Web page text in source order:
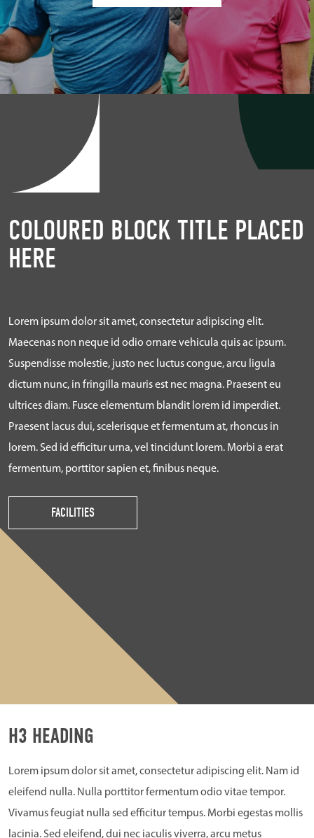
COLOURED BLOCK TITLE PLACED
HERE
Lorem ipsum dolor sit amet, consectetur adipiscing elit.
Maecenas non neque id odio ornare vehicula quis ac ipsum.
Suspendisse molestie, justo nec luctus congue, arcu ligula
dictum nunc, in fringilla mauris est nec magna. Praesent eu
ultrices diam. Fusce elementum blandit lorem id imperdiet.
Praesent lacus dui, scelerisque et fermentum at, rhoncus in
lorem. Sed id efficitur urna, vel tincidunt lorem. Morbi a erat
fermentum, porttitor sapien et, finibus neque.
FACILITIES
H3 HEADING
Lorem ipsum dolor sit amet, consectetur adipiscing elit. Nam id
eleifend nulla. Nulla porttitor fermentum odio vitae tempor.
Vivamus feugiat nulla sed efficitur tempus. Morbi egestas mollis
lacinia. Sed eleifend, dui nec iaculis viverra, arcu metus